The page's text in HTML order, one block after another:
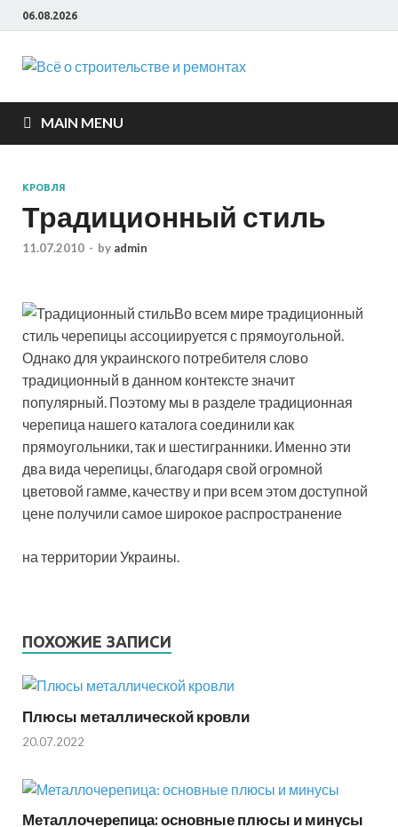
06.08.2026
Всё о
MAIN MENU
КРОВЛЯ
Традиционный стиль
11.07.2010 - by admin
Во всем мире традиционный
стиль черепицы ассоциируется с прямоугольной.
Однако для украинского потребителя слово
традиционный в данном контексте значит
популярный. Поэтому мы в разделе традиционная
черепица нашего каталога соединили как
прямоугольники, так и шестигранники. Именно эти
два вида черепицы, благодаря свой огромной
цветовой гамме, качеству и при всем этом доступной
цене получили самое широкое распространение
на территории Украины.
ПОХОЖИЕ ЗАПИСИ
Плюсы металлической кровли
20.07.2022
Металлочерепица: основные плюсы и минусы